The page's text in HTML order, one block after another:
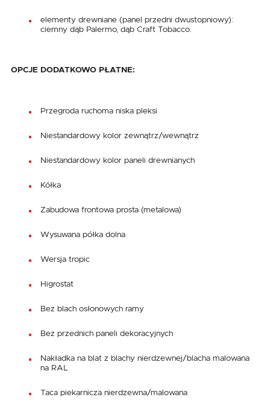
elementy drewniane (panel przedni dwustopniowy):
ciemny dąb Palermo, dąb Craft Tobacco.
OPCJE DODATKOWO PŁATNE:
Przegroda ruchoma niska pleksi
Niestandardowy kolor zewnątrz/wewnątrz
Niestandardowy kolor paneli drewnianych
Kółka
Zabudowa frontowa prosta (metalowa)
Wysuwana półka dolna
Wersja tropic
Higrostat
Bez blach osłonowych ramy
Bez przednich paneli dekoracyjnych
Nakładka na blat z blachy nierdzewnej/blacha malowana
na RAL
Taca piekarnicza nierdzewna/malowana